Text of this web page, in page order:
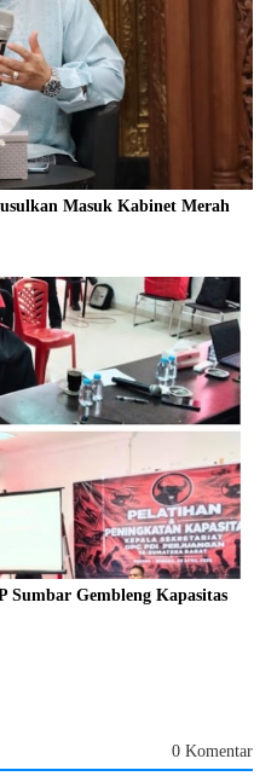
Masuk Kabinet Merah
Gembleng Kapasitas
0 Komentar